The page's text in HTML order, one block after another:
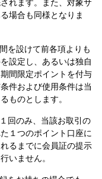
れます。また、対象サ
場合も同様となりま
を設けて前各項よりも
設定し、あるいは独自
間限定ポイントを付与
件および使用条件は当
ものとします。
回のみ、当該お取引の
１つのポイント口座に
るまでに会員証の提示
いません。